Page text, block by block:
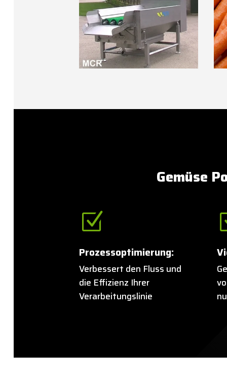
Gemüse
Z
Prozessoptimierung:
Verbessert den Fluss und
die Effizienz Ihrer
Verarbeitungslinie